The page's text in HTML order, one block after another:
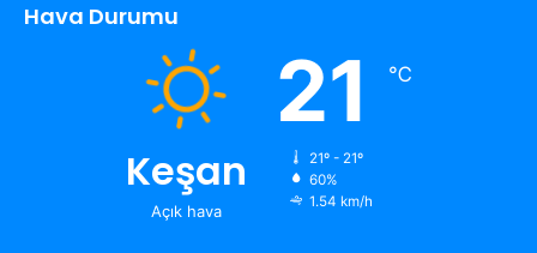
Hava Durumu
Keşan
Açık hava
21 ℃
21º - 21º
60%
1.54 km/h